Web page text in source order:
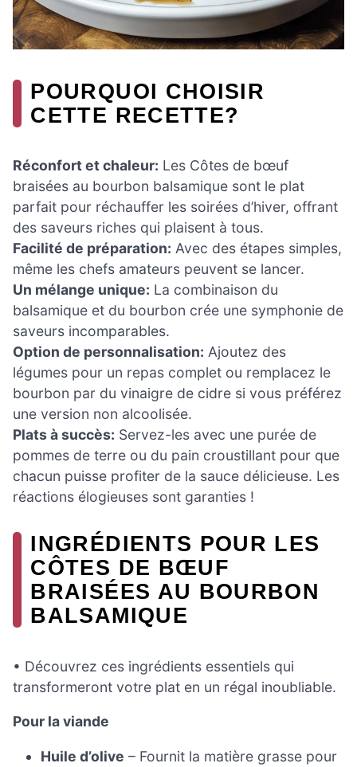
POURQUOI CHOISIR
CETTE RECETTE?
Réconfort et chaleur: Les Côtes de bœuf
braisées au bourbon balsamique sont le plat
parfait pour réchauffer les soirées d’hiver, offrant
des saveurs riches qui plaisent à tous.
Facilité de préparation: Avec des étapes simples,
même les chefs amateurs peuvent se lancer.
Un mélange unique: La combinaison du
balsamique et du bourbon crée une symphonie de
saveurs incomparables.
Option de personnalisation: Ajoutez des
légumes pour un repas complet ou remplacez le
bourbon par du vinaigre de cidre si vous préférez
une version non alcoolisée.
Plats à succès: Servez-les avec une purée de
pommes de terre ou du pain croustillant pour que
chacun puisse profiter de la sauce délicieuse. Les
réactions élogieuses sont garanties !
INGRÉDIENTS POUR LES
CÔTES DE BŒUF
BRAISÉES AU BOURBON
BALSAMIQUE
• Découvrez ces ingrédients essentiels qui
transformeront votre plat en un régal inoubliable.
Pour la viande
Huile d’olive – Fournit la matière grasse pour